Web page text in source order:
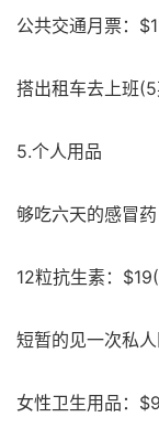
公共交通月票：
搭出租车去上班
5.个人用品
够吃六天的感冒
12粒抗生素：
短暂的见一次私
女性卫生用品：